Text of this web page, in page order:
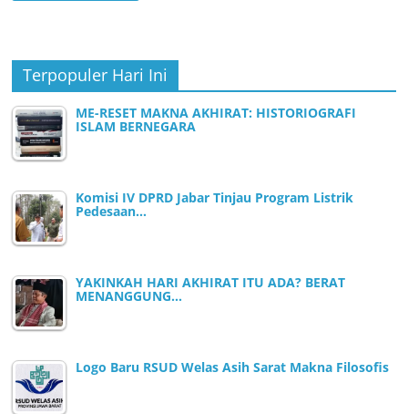
Terpopuler Hari Ini
ME-RESET MAKNA AKHIRAT: HISTORIOGRAFI
ISLAM BERNEGARA
Komisi IV DPRD Jabar Tinjau Program Listrik
Pedesaan…
YAKINKAH HARI AKHIRAT ITU ADA? BERAT
MENANGGUNG…
Logo Baru RSUD Welas Asih Sarat Makna Filosofis